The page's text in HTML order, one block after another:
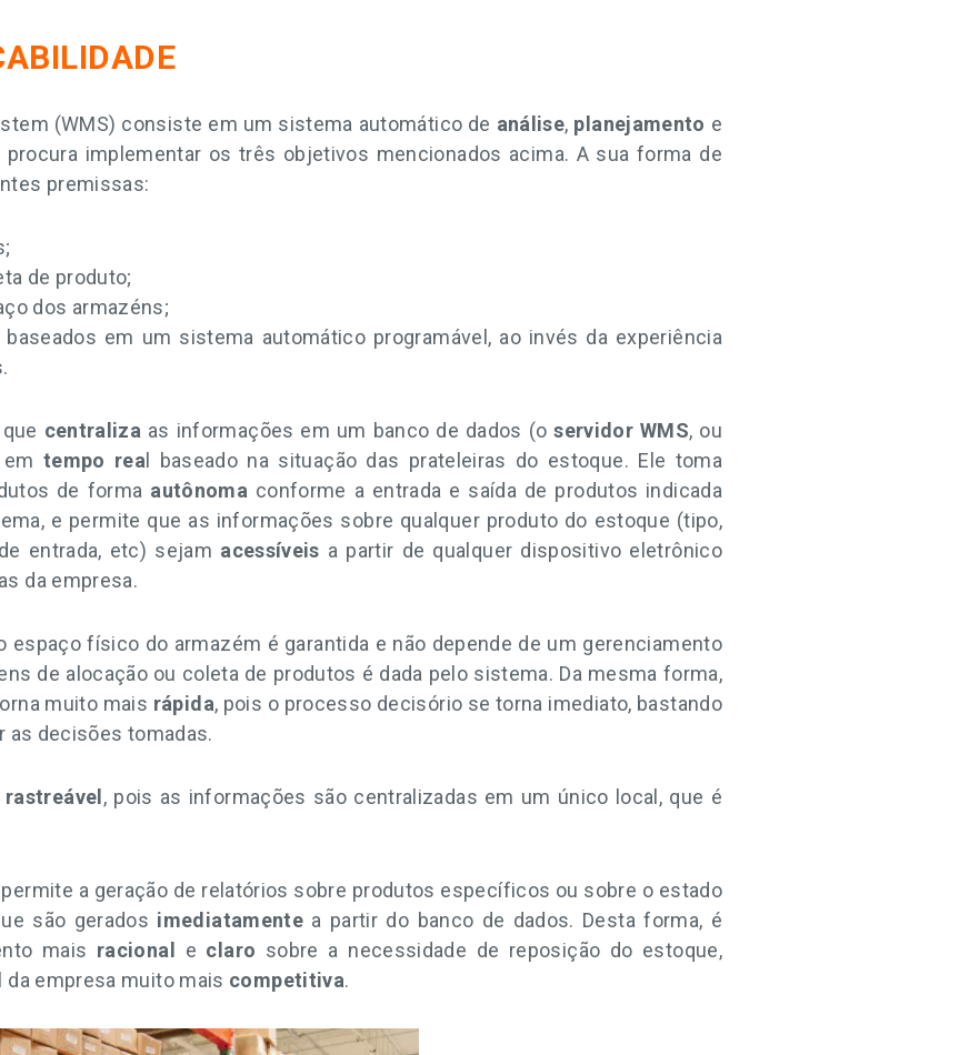
(WMS) consiste em um sistema automático de análise, planejamento e
implementar os três objetivos mencionados acima. A sua forma de
premissas:
de produto;
dos armazéns;
em um sistema automático programável, ao invés da experiência
centraliza as informações em um banco de dados (oservidor WMS, ou
tempo rea l baseado na situação das prateleiras do estoque. Ele toma
de forma autônoma conforme a entrada e saída de produtos indicada
e permite que as informações sobre qualquer produto do estoque (tipo,
entrada, etc) sejam acessíveis a partir de qualquer dispositivo eletrônico
da empresa.
espaço físico do armazém é garantida e não depende de um gerenciamento
de alocação ou coleta de produtos é dada pelo sistema. Da mesma forma,
muito mais rápida, pois o processo decisório se torna imediato, bastando
as decisões tomadas.
rastreável , pois as informações são centralizadas em um único local, que é
a geração de relatórios sobre produtos específicos ou sobre o estado
são gerados imediatamente a partir do banco de dados. Desta forma, é
mais racional e claro sobre a necessidade de reposição do estoque,
empresa muito mais competitiva.